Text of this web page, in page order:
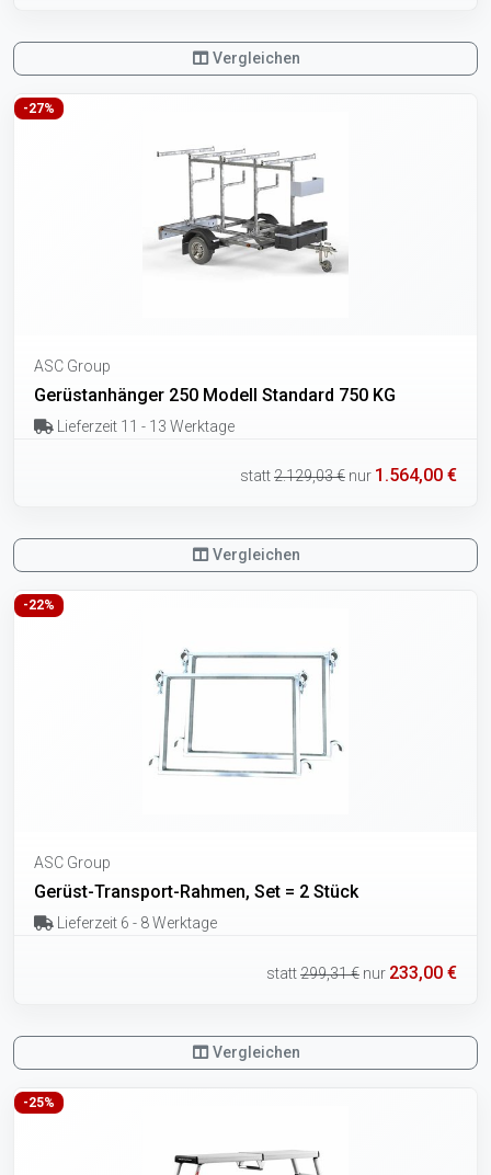
Vergleichen
-27%
ASC Group
Gerüstanhänger 250 Modell Standard 750 KG
Lieferzeit 11 - 13 Werktage
statt2.129,03 € nur 1.564,00 €
Vergleichen
-22%
ASC Group
Gerüst-Transport-Rahmen, Set = 2 Stück
Lieferzeit 6 - 8 Werktage
statt299,31 € nur 233,00 €
Vergleichen
-25%